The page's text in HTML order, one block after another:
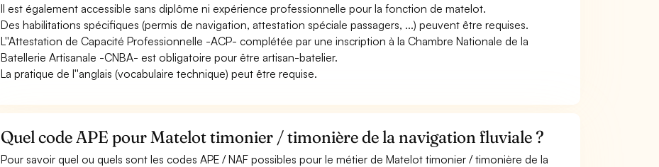
Il est également accessible sans diplôme ni expérience professionnelle pour la fonction de matelot.
Des habilitations spécifiques (permis de navigation, attestation spéciale passagers, ...) peuvent être requises.
L''Attestation de Capacité Professionnelle -ACP- complétée par une inscription à la Chambre Nationale de la
Batellerie Artisanale -CNBA- est obligatoire pour être artisan-batelier.
La pratique de l''anglais (vocabulaire technique) peut être requise.
Quel code APE pour Matelot timonier / timonière de la navigation fluviale ?
Pour savoir quel ou quels sont les codes APE / NAF possibles pour le métier de Matelot timonier / timonière de la